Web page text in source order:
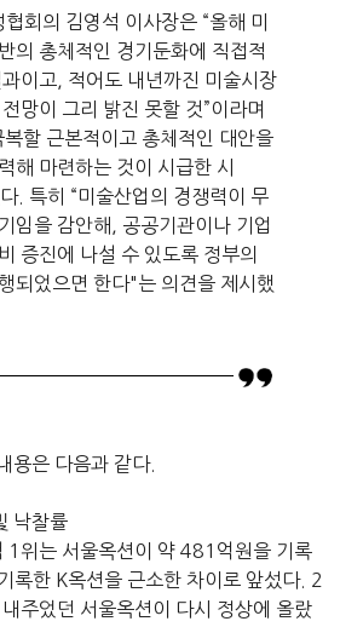
회의 김영석 이사장은 “올해 미
의 총체적인 경기둔화에 직접적
이고, 적어도 내년까진 미술시장
망이 그리 밝진 못할 것”이라며
복할 근본적이고 총체적인 대안을
해 마련하는 것이 시급한 시
. 특히 “미술산업의 경쟁력이 무
임을 감안해, 공공기관이나 기업
증진에 나설 수 있도록 정부의
되었으면 한다"는 의견을 제시했
용은 다음과 같다.
낙찰률
1위는 서울옥션이 약 481억원을 기록
록한 K옥션을 근소한 차이로 앞섰다. 2
주었던 서울옥션이 다시 정상에 올랐